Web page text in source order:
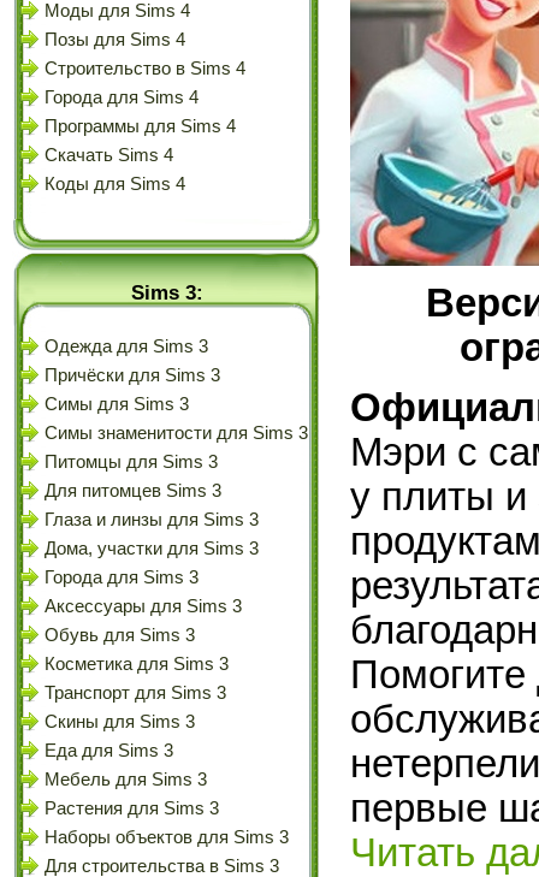
Моды для Sims 4
Позы для Sims 4
Строительство в Sims 4
Города для Sims 4
Программы для Sims 4
Скачать Sims 4
Коды для Sims 4
Sims 3:
Одежда для Sims 3
Причёски для Sims 3
Симы для Sims 3
Симы знаменитости для Sims 3
Питомцы для Sims 3
Для питомцев Sims 3
Глаза и линзы для Sims 3
Дома, участки для Sims 3
Города для Sims 3
Аксессуары для Sims 3
Обувь для Sims 3
Косметика для Sims 3
Транспорт для Sims 3
Скины для Sims 3
Еда для Sims 3
Мебель для Sims 3
Растения для Sims 3
Наборы объектов для Sims 3
Для строительства в Sims 3
Мэри с
у плиты и
Помогите
первые
Читать